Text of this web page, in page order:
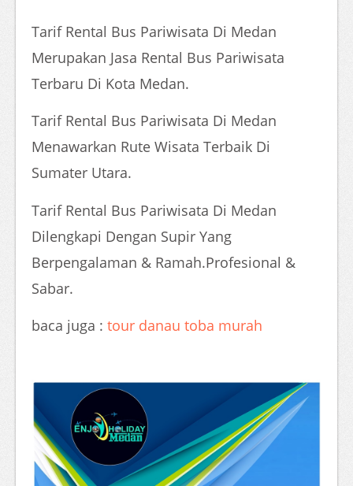
Tarif Rental Bus Pariwisata Di Medan
Merupakan Jasa Rental Bus Pariwisata
Terbaru Di Kota Medan.
Tarif Rental Bus Pariwisata Di Medan
Menawarkan Rute Wisata Terbaik Di
Sumater Utara.
Tarif Rental Bus Pariwisata Di Medan
Dilengkapi Dengan Supir Yang
Berpengalaman & Ramah.Profesional &
Sabar.
baca juga : tour danau toba murah